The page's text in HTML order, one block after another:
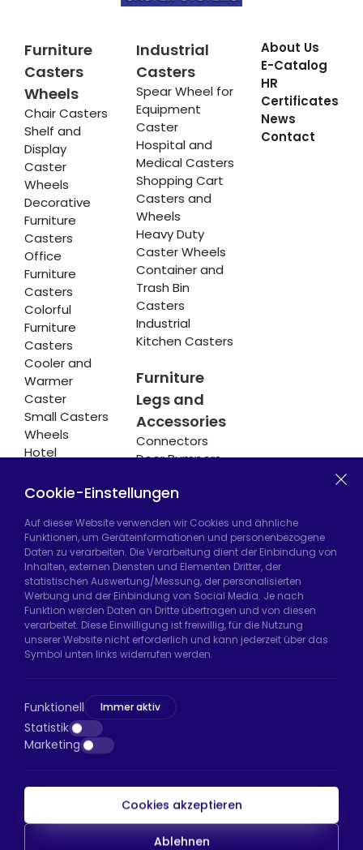
Furniture
Casters
Wheels
Chair Casters
Shelf and
Display
Caster
Wheels
Decorative
Furniture
Casters
Office
Furniture
Casters
Colorful
Furniture
Casters
Cooler and
Warmer
Caster
Small Casters
Wheels
Hotel
Casters
Industrial
Casters
Spear Wheel for
Equipment
Caster
Hospital and
Medical Casters
Shopping Cart
Casters and
Wheels
Heavy Duty
Caster Wheels
Container and
Trash Bin
Casters
Industrial
Kitchen Casters
Furniture
Legs and
Accessories
Connectors
Door Bumpers
About Us
E-Catalog
HR
Certificates
News
Contact
Hadımköy Fabrik:Atatürk Sanayi Bölgesi,
Uzunçayır Caddesi, No:11 Hadımköy, 34555
Arnavutköy/İstanbul
Telefon: +90 212 640 66 46
E-Mail: export@htsteker.com
D:a, 34045 Bayrampaşa/İstanbul
Telefon:+90 530 044 64 87
E-Mail: info@htsteker.com
HTS-Zahlung
Cookie-Einstellungen
Auf dieser Website verwenden wir Cookies und ähnliche
Funktionen, um Geräteinformationen und personenbezogene
Daten zu verarbeiten. Die Verarbeitung dient der Einbindung von
Inhalten, externen Diensten und Elementen Dritter, der
statistischen Auswertung/Messung, der personalisierten
Werbung und der Einbindung von Social Media. Je nach
Funktion werden Daten an Dritte übertragen und von diesen
verarbeitet. Diese Einwilligung ist freiwillig, für die Nutzung
unserer Website nicht erforderlich und kann jederzeit über das
Symbol unten links widerrufen werden.
Funktionell Immer aktiv
Statistik
Marketing
Cookies akzeptieren
Ablehnen